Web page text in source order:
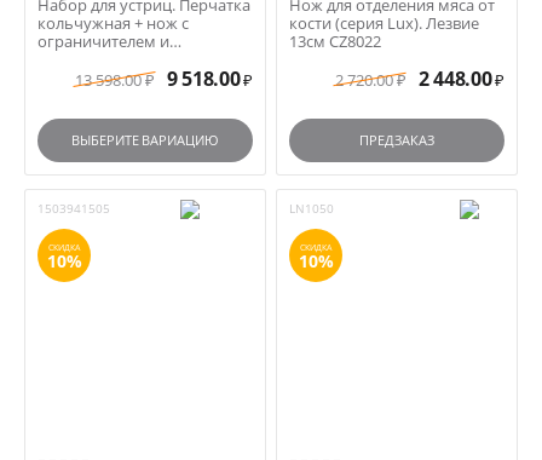
Набор для устриц. Перчатка
кольчужная + нож с
ограничителем и
пенал...13 598.00 ₽ 9 518.00 ₽
ВЫБЕРИТЕ ВАРИАЦИЮ
Нож для отделения мяса от
кости (серия Lux). Лезвие
13см CZ8022
2 720.00 ₽ 2 448.00 ₽
ПРЕДЗАКАЗ
1503941505
СКИДКА
10%
LN1050
СКИДКА
10%